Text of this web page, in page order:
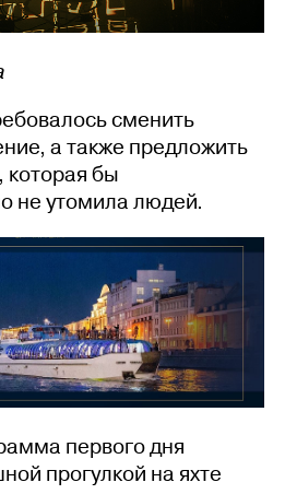
сменить
а также предложить
которая бы
не утомила людей.
первого дня
прогулкой на яхте